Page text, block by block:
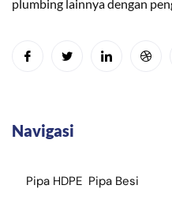
plumbing lainnya dengan
Navigasi
Pipa HDPE Pipa Besi